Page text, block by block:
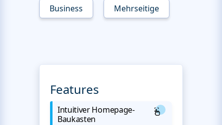
Business Mehrseitige
Features
Intuitiver Homepage-
Baukasten